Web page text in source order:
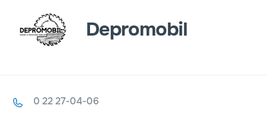
Depromobil
0 22 27-04-06